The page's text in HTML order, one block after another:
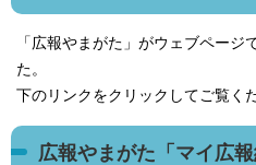
「広報やまがた」がウェブページ
た。
下のリンクをクリックしてご覧く
広報やまがた「マイ広報